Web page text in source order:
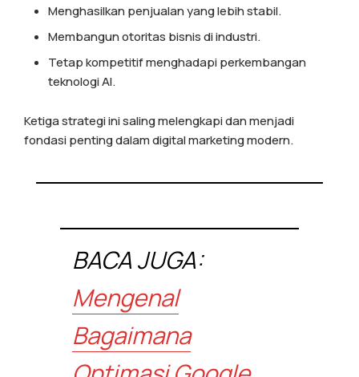
Menghasilkan penjualan yang lebih stabil.
Membangun otoritas bisnis di industri.
Tetap kompetitif menghadapi perkembangan
teknologi AI.
Ketiga strategi ini saling melengkapi dan menjadi
fondasi penting dalam digital marketing modern.
BACA JUGA:
Mengenal
Bagaimana